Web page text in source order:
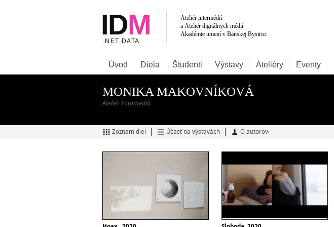
Úvod Diela Študenti Výstavy Ateliéry Eventy
MONIKA MAKOVNÍKOVÁ
Ateliér Fotomédiá
Zoznam diel Účasť na výstavách O autorovi